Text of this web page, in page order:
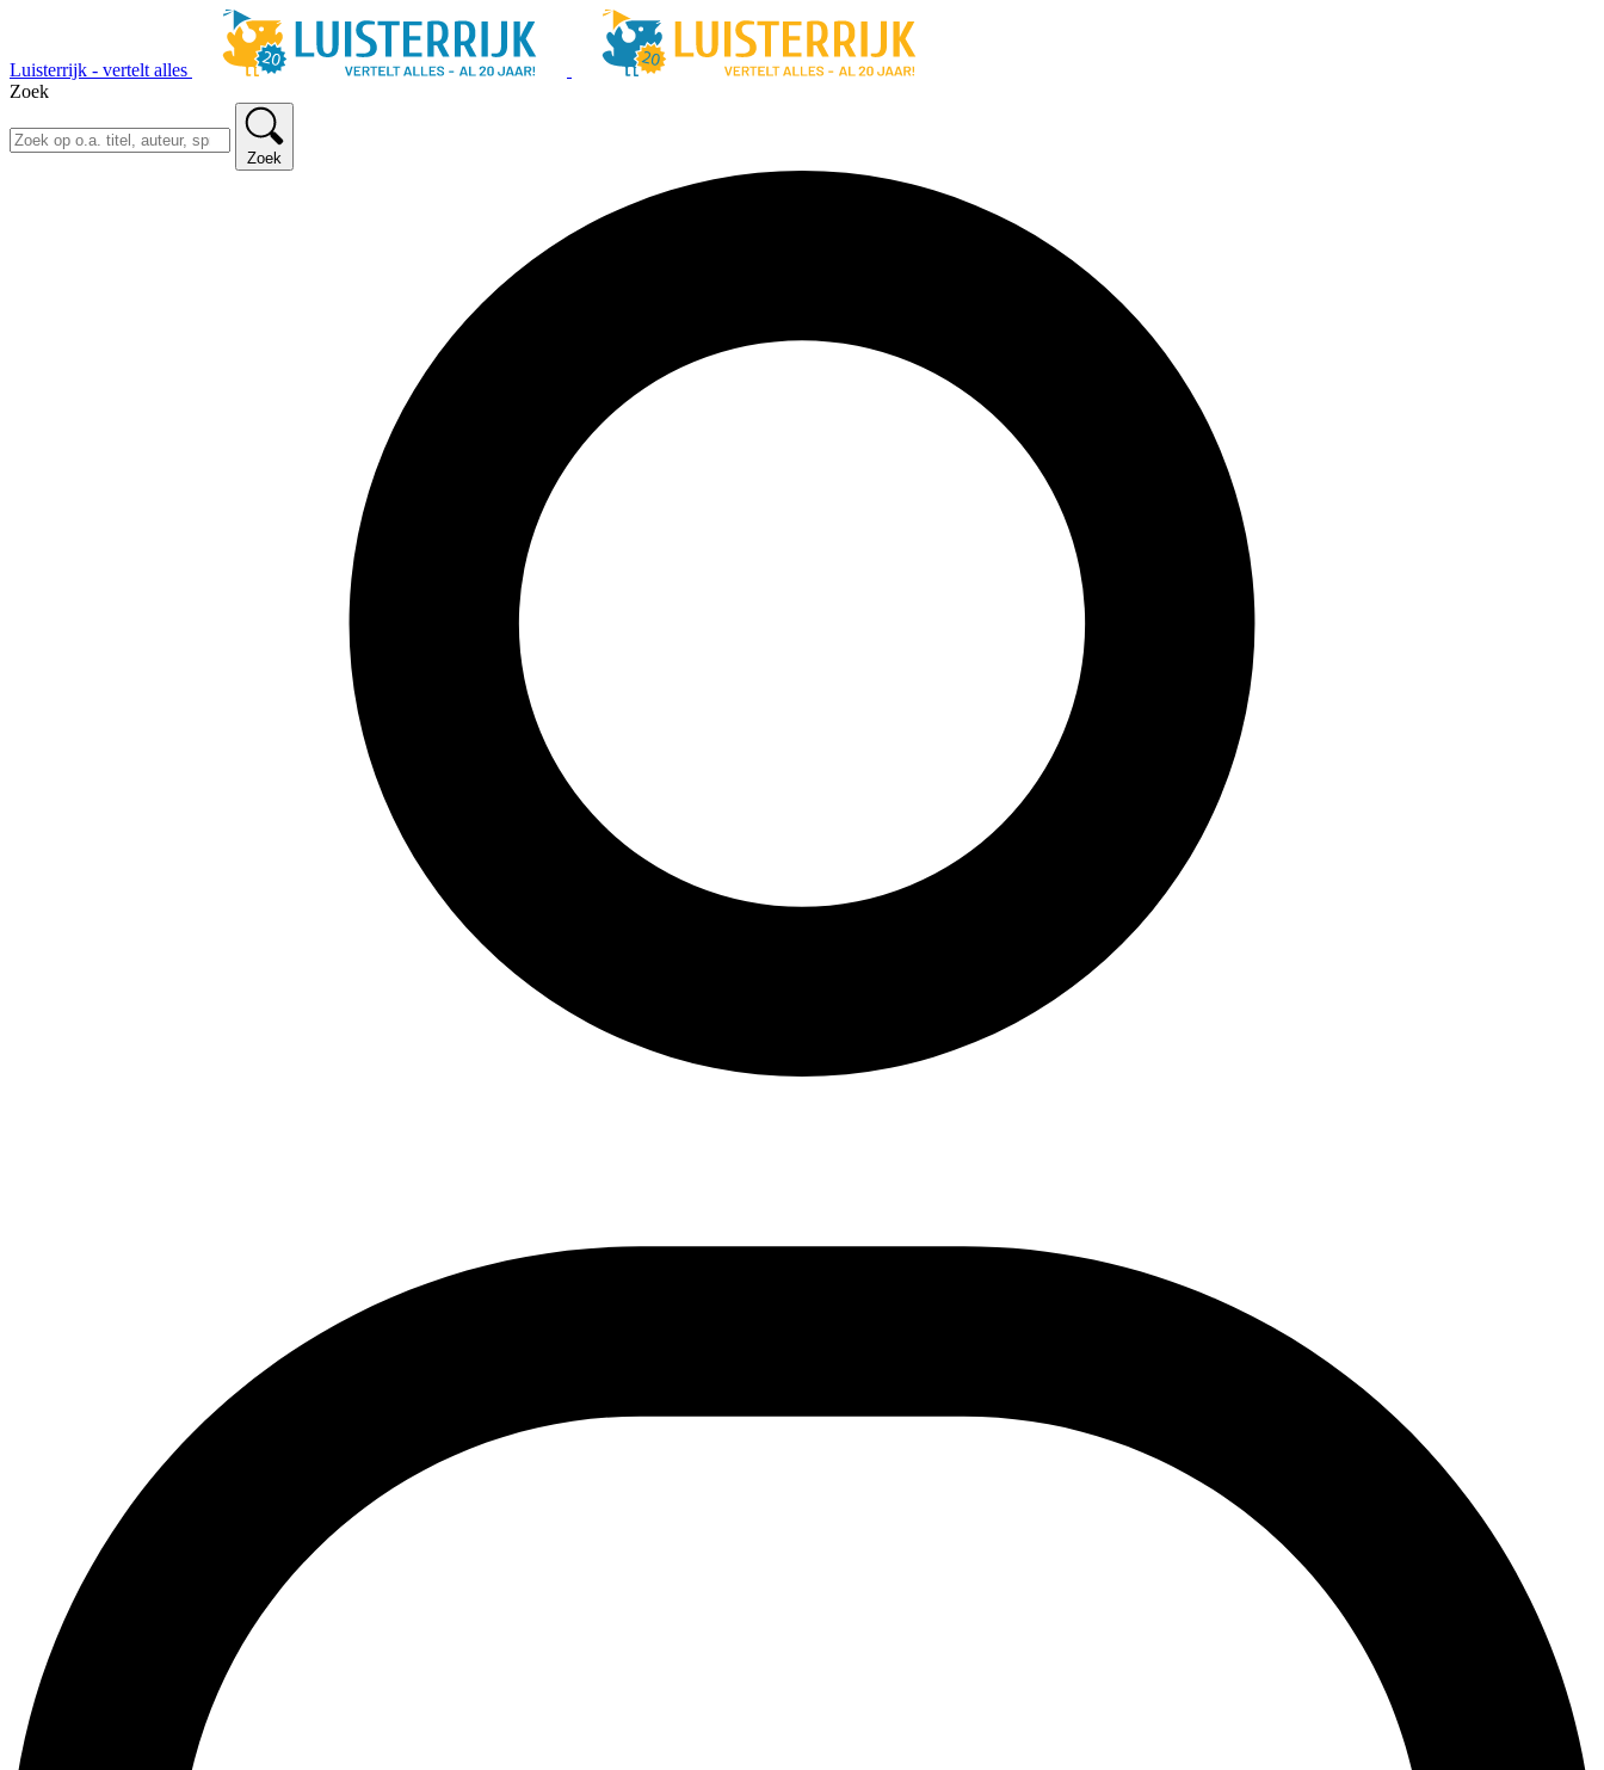
Luisterrijk - vertelt alles
Zoek
Zoek